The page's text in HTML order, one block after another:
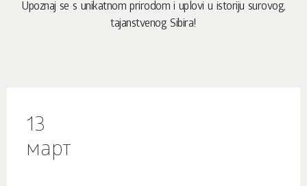
Upoznaj se s unikatnom prirodom i uplovi u istoriju surovog,
tajanstvenog Sibira!
13
март